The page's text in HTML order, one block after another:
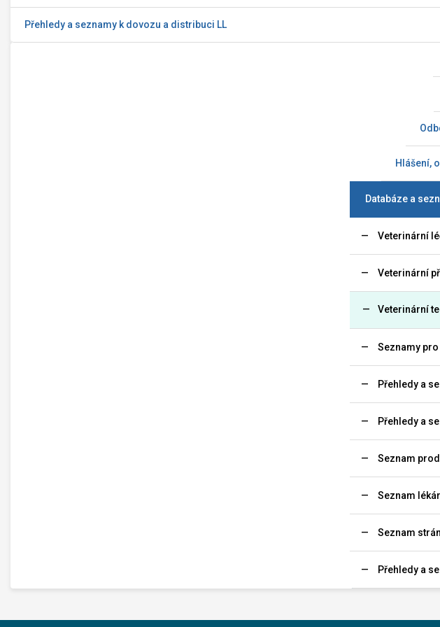
Přehledy a seznamy k dovozu a distribuci LL
Hlášení,
Databáze a
Veterinární
Veterinární
Veterinární
Seznamy
Přehledy a
Přehledy a
Seznam
Seznam
Seznam
Přehledy a